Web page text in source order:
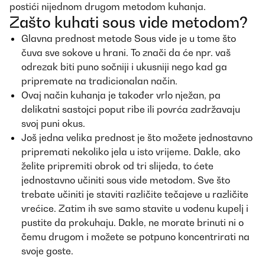
postići nijednom drugom metodom kuhanja.
Zašto kuhati sous vide metodom?
Glavna prednost metode Sous vide je u tome što
čuva sve sokove u hrani. To znači da će npr. vaš
odrezak biti puno sočniji i ukusniji nego kad ga
pripremate na tradicionalan način.
Ovaj način kuhanja je također vrlo nježan, pa
delikatni sastojci poput ribe ili povrća zadržavaju
svoj puni okus.
Još jedna velika prednost je što možete jednostavno
pripremati nekoliko jela u isto vrijeme. Dakle, ako
želite pripremiti obrok od tri slijeda, to ćete
jednostavno učiniti sous vide metodom. Sve što
trebate učiniti je staviti različite tečajeve u različite
vrećice. Zatim ih sve samo stavite u vodenu kupelj i
pustite da prokuhaju. Dakle, ne morate brinuti ni o
čemu drugom i možete se potpuno koncentrirati na
svoje goste.